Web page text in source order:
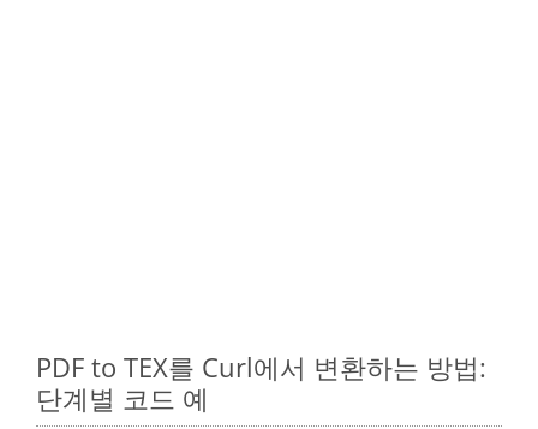
PDF to TEX를 Curl에서 변환하는 방법:
단계별 코드 예